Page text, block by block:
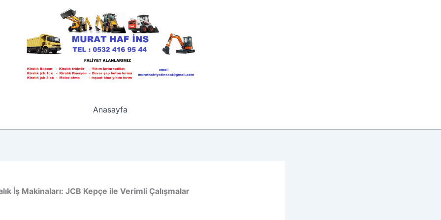
Anasayfa
İş Makinaları: JCB Kepçe ile Verimli Çalışmalar